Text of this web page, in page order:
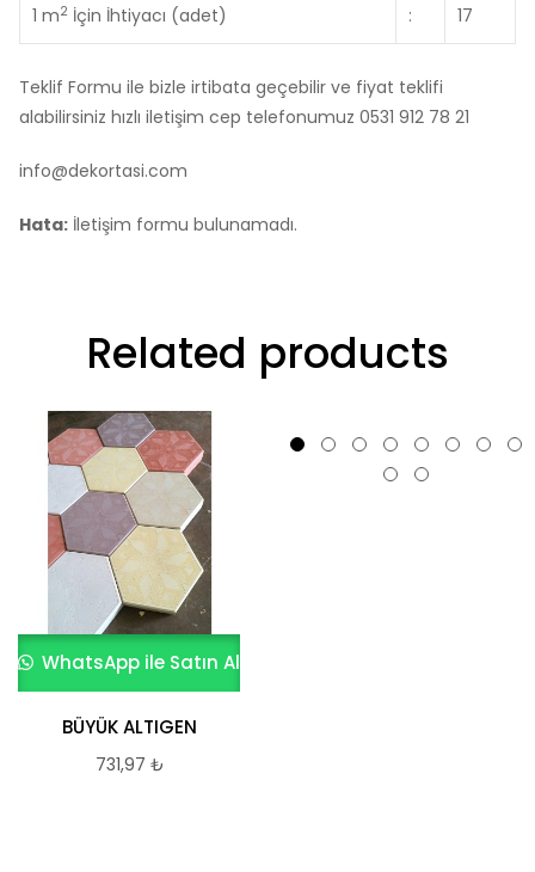
1 m2 İçin İhtiyacı (adet) : 17
Teklif Formu ile bizle irtibata geçebilir ve fiyat teklifi
alabilirsiniz hızlı iletişim cep telefonumuz 0531 912 78 21
info@dekortasi.com
Hata: İletişim formu bulunamadı.
Related products
WhatsApp ile Satın Al
BÜYÜK ALTIGEN
731,97 ₺